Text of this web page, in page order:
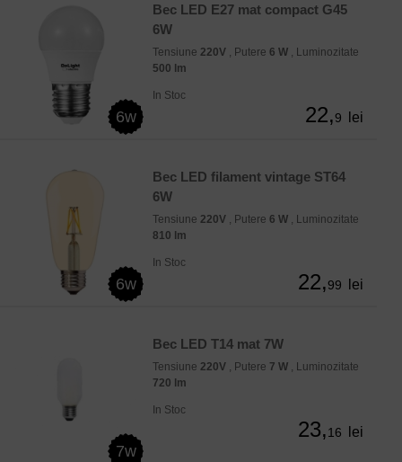
6w
Bec LED E27 mat compact G45
6W
Tensiune 220V , Putere 6 W , Luminozitate
500 lm
In Stoc
22,9 lei
6w
Bec LED filament vintage ST64
6W
Tensiune 220V , Putere 6 W , Luminozitate
810 lm
In Stoc
22,99 lei
7w
Bec LED T14 mat 7W
Tensiune 220V , Putere 7 W , Luminozitate
720 lm
In Stoc
23,16 lei